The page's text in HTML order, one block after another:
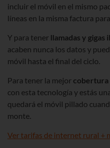
incluir el móvil en el mismo
líneas en la misma factura
Y para tener llamadas y gigas
acaben nunca los datos y
móvil hasta el final del ciclo.
Para tener la mejor cobertura
con esta tecnología y estás
quedará el móvil pillado
monte.
Ver tarifas de internet rural +